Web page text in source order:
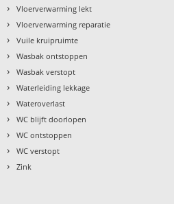
› Vloerverwarming lekt
› Vloerverwarming reparatie
› Vuile kruipruimte
› Wasbak ontstoppen
› Wasbak verstopt
› Waterleiding lekkage
› Wateroverlast
› WC blijft doorlopen
› WC ontstoppen
› WC verstopt
› Zink